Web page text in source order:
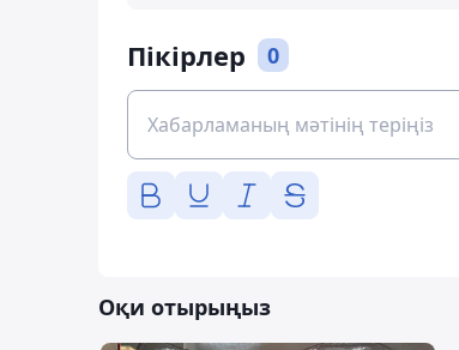
Пікірлер 0
Оқи отырыңыз